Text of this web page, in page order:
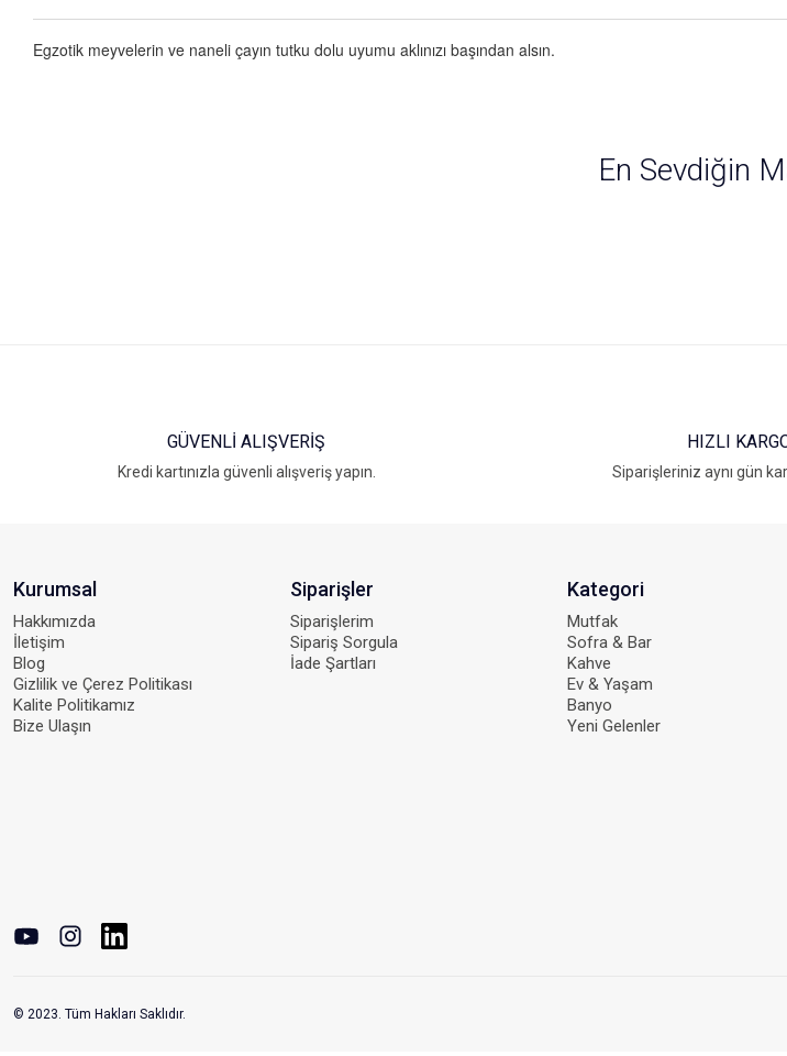
Egzotik meyvelerin ve naneli çayın tutku dolu uyumu aklınızı başından alsın.
Gönder
En Sevdiğin
GÜVENLİ ALIŞVERİŞ
Kredi kartınızla güvenli alışveriş yapın.
HIZLI
Siparişleriniz aynı gün
Kurumsal
Hakkımızda
İletişim
Blog
Gizlilik ve Çerez Politikası
Kalite Politikamız
Bize Ulaşın
Siparişler
Siparişlerim
Sipariş Sorgula
İade Şartları
Kategori
Mutfak
Sofra & Bar
Kahve
Ev & Yaşam
Banyo
Yeni Gelenler
© 2023. Tüm Hakları Saklıdır.